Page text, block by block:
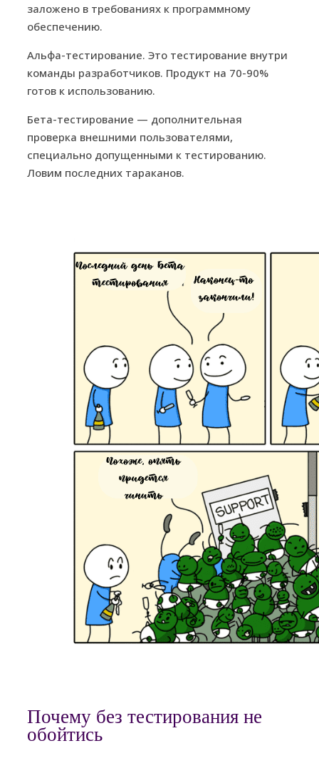
заложено в требованиях к программному
обеспечению.
Альфа-тестирование. Это тестирование внутри
команды разработчиков. Продукт на 70-90%
готов к использованию.
Бета-тестирование — дополнительная
проверка внешними пользователями,
специально допущенными к тестированию.
Ловим последних тараканов.
Почему без тестирования не
обойтись